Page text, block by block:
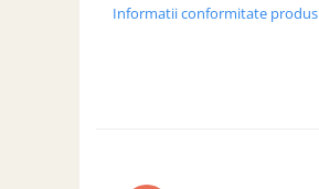
Informatii conformitate produs